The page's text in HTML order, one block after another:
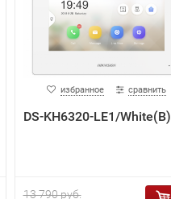
избранное сравнить
DS-KH6320-LE1/White(B)
13 790 руб.